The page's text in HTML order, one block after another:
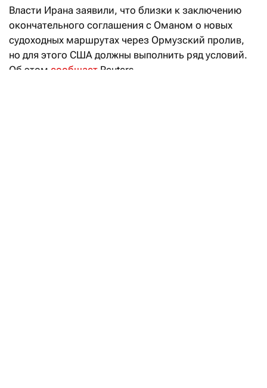
Власти Ирана заявили, что близки к заключению
окончательного соглашения с Оманом о новых
судоходных маршрутах через Ормузский пролив,
но для этого США должны выполнить ряд условий.
Об этом сообщает Reuters.